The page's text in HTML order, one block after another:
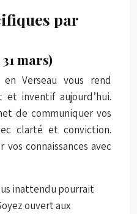
par
mars)
en Verseau vous rend
inventif aujourd’hui.
de communiquer vos
clarté et conviction.
connaissances avec
inattendu pourrait
ouvert aux